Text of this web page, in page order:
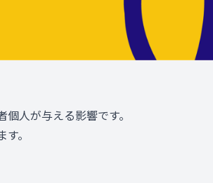
人が与える影響です。
。